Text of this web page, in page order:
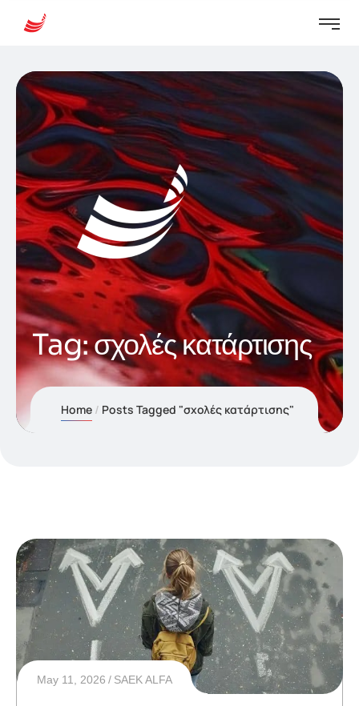
Tag:σχολές κατάρτισης
Home Posts Tagged "σχολές κατάρτισης"
May 11, 2026 SAEK ALFA